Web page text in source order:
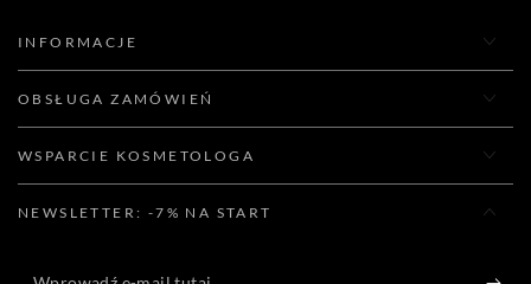
INFORMACJE
OBSŁUGA ZAMÓWIEŃ
WSPARCIE KOSMETOLOGA
NEWSLETTER: -7% NA START
Wprowadź